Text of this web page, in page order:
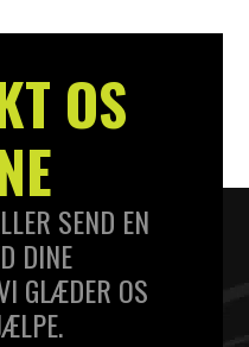
OS
SEND EN
DINE
GLÆDER OS